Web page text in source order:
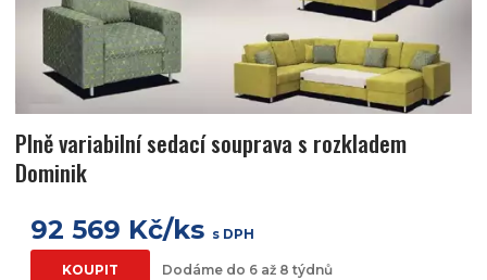
Plně variabilní sedací souprava s rozkladem
Dominik
92 569 Kč/ks s DPH
KOUPIT Dodáme do 6 až 8 týdnů